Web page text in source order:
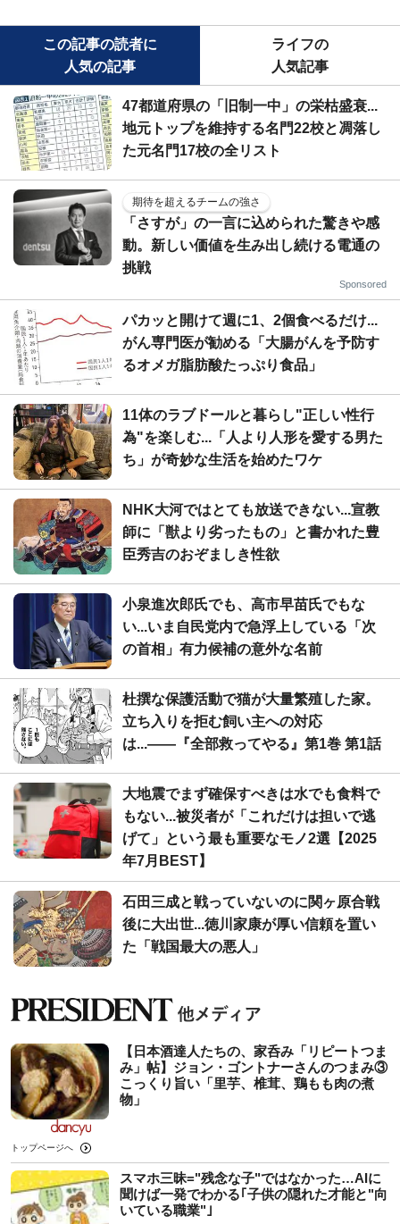
この記事の読者に
人気の記事
ライフの
人気記事
47都道府県の「旧制一中」の栄枯盛衰...
地元トップを維持する名門22校と凋落し
た元名門17校の全リスト
期待を超えるチームの強さ
「さすが」の一言に込められた驚きや感
動。新しい価値を生み出し続ける電通の
挑戦
Sponsored
パカッと開けて週に1、2個食べるだけ...
がん専門医が勧める「大腸がんを予防す
るオメガ脂肪酸たっぷり食品」
11体のラブドールと暮らし"正しい性行
為"を楽しむ...「人より人形を愛する男た
ち」が奇妙な生活を始めたワケ
NHK大河ではとても放送できない...宣教
師に「獣より劣ったもの」と書かれた豊
臣秀吉のおぞましき性欲
小泉進次郎氏でも、高市早苗氏でもな
い...いま自民党内で急浮上している「次
の首相」有力候補の意外な名前
杜撰な保護活動で猫が大量繁殖した家。
立ち入りを拒む飼い主への対応
は...――『全部救ってやる』第1巻 第1話
大地震でまず確保すべきは水でも食料で
もない...被災者が「これだけは担いで逃
げて」という最も重要なモノ2選【2025
年7月BEST】
石田三成と戦っていないのに関ヶ原合戦
後に大出世...徳川家康が厚い信頼を置い
た「戦国最大の悪人」
【日本酒達人たちの、家呑み「リピートつま
み」帖】ジョン・ゴントナーさんのつまみ③
こっくり旨い「里芋、椎茸、鶏もも肉の煮
物」
トップページへ
スマホ三昧="残念な子"ではなかった…AIに
聞けば一発でわかる｢子供の隠れた才能と"向
いている職業"｣